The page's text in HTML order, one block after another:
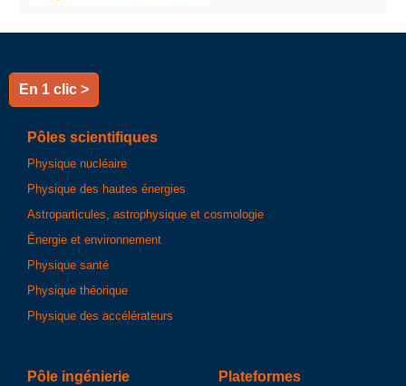
En 1 clic >
Pôles scientifiques
Physique nucléaire
Physique des hautes énergies
Astroparticules, astrophysique et cosmologie
Énergie et environnement
Physique santé
Physique théorique
Physique des accélérateurs
Pôle ingénierie Plateformes